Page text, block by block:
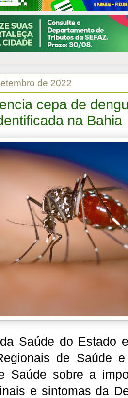
de 2022
cepa de
na Bahia
Saúde do Estado
de Saúde
Saúde sobre a
e sintomas da